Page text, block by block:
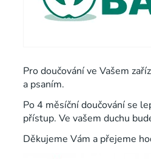
Pro doučování ve Vašem
a psaním.
Po 4 měsíční doučování se
přístup. Ve vašem duchu
Děkujeme Vám a přejeme